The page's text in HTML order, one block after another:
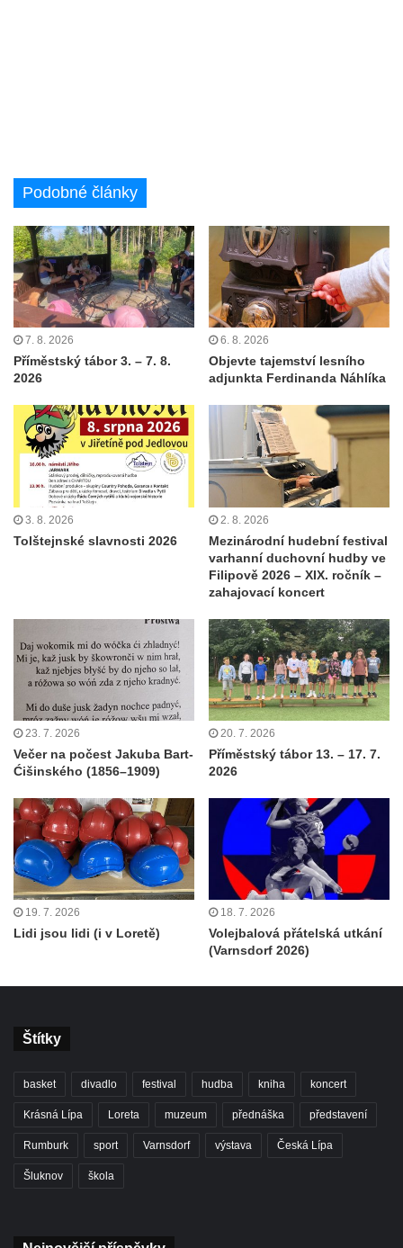
Podobné články
7. 8. 2026
Příměstský tábor 3. – 7. 8.
2026
6. 8. 2026
Objevte tajemství lesního
adjunkta Ferdinanda Náhlíka
3. 8. 2026
Tolštejnské slavnosti 2026
2. 8. 2026
Mezinárodní hudební festival
varhanní duchovní hudby ve
Filipově 2026 – XIX. ročník –
zahajovací koncert
23. 7. 2026
Večer na počest Jakuba Bart-
Ćišinského (1856–1909)
20. 7. 2026
Příměstský tábor 13. – 17. 7.
2026
19. 7. 2026
Lidi jsou lidi (i v Loretě)
18. 7. 2026
Volejbalová přátelská utkání
(Varnsdorf 2026)
Štítky
basket divadlo festival hudba kniha koncert
Krásná Lípa Loreta muzeum přednáška představení
Rumburk sport Varnsdorf výstava Česká Lípa
Šluknov škola